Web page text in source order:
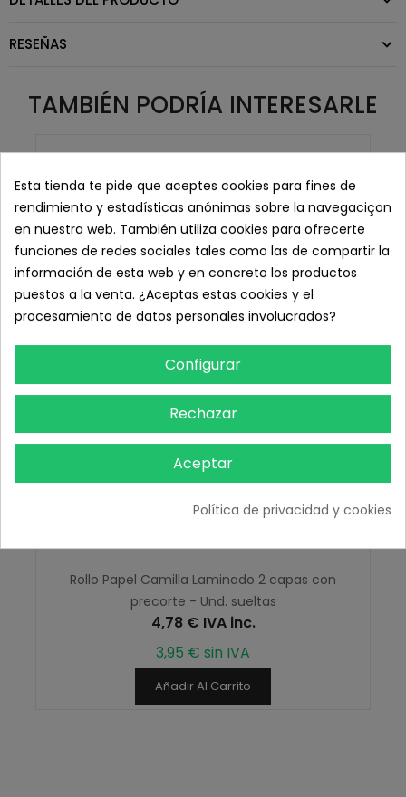
RESEÑAS
TAMBIÉN PODRÍA INTERESARLE
Rollo Papel Camilla Laminado 2 capas con
precorte - Und. sueltas
4,78 € IVA inc.
3,95 € sin IVA
Añadir Al Carrito
Esta tienda te pide que aceptes cookies para fines de
rendimiento y estadísticas anónimas sobre la navegaciçon
en nuestra web. También utiliza cookies para ofrecerte
funciones de redes sociales tales como las de compartir la
información de esta web y en concreto los productos
puestos a la venta. ¿Aceptas estas cookies y el
procesamiento de datos personales involucrados?
Configurar
Rechazar
Aceptar
Política de privacidad y cookies